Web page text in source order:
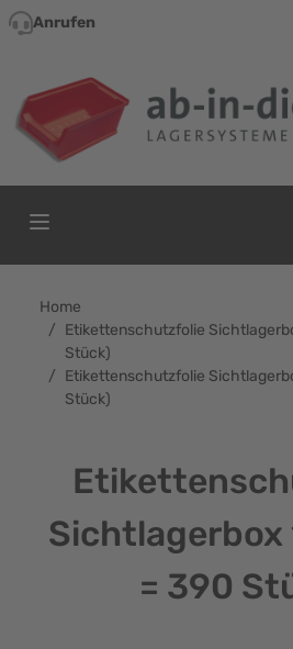
Direkt zum Inhalt
Anrufen
Home
/ Etikettenschutzfolie
Stück)
/ Etikettenschutzfolie
Stück)
Sichtlagerbox
= 390